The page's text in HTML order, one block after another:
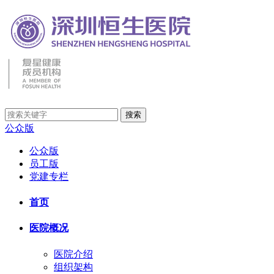
公众版
公众版
员工版
党建专栏
首页
医院概况
医院介绍
组织架构